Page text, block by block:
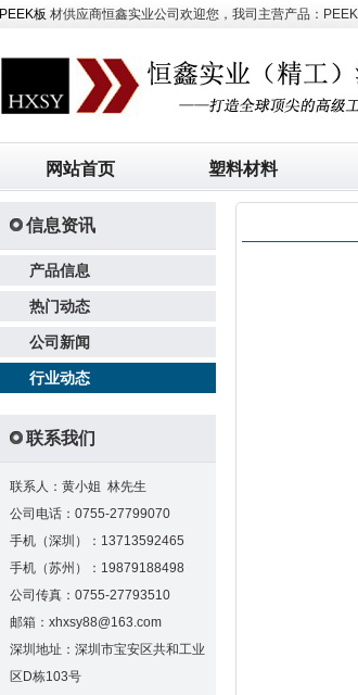
PEEK板 材供应商恒鑫实业公司欢迎您，我司主营产品：
网站首页 塑料材料
信息资讯
产品信息
热门动态
公司新闻
行业动态
联系我们
联系人：黄小姐 林先生
公司电话：0755-27799070
手机（深圳）：13713592465
手机（苏州）：19879188498
公司传真：0755-27793510
邮箱：xhxsy88@163.com
深圳地址：深圳市宝安区共和工业
区D栋103号